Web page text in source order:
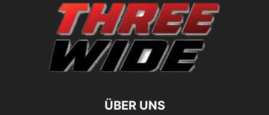
ÜBER UNS